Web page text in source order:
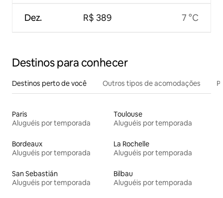
Dez. R$ 389 7 °C
Destinos para conhecer
Destinos perto de você Outros tipos de acomodações
Paris
Aluguéis por temporada
Toulouse
Aluguéis por temporada
Bordeaux
Aluguéis por temporada
La Rochelle
Aluguéis por temporada
San Sebastián
Aluguéis por temporada
Bilbau
Aluguéis por temporada